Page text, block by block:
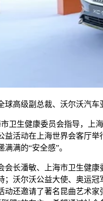
球高级副总裁、沃尔沃汽
卫生健康委员会指导，上
益活动在上海世界会客厅
满的“安全感”。
会长潘敏、上海市卫生健
；沃尔沃公益大使、奥运
动还邀请了著名昆曲艺术